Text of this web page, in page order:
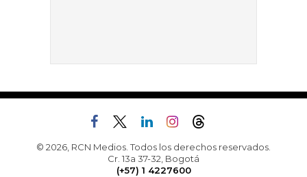
© 2026, RCN Medios. Todos los derechos reservados.
Cr. 13a 37-32, Bogotá
(+57) 1 4227600